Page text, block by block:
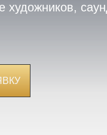
художников,